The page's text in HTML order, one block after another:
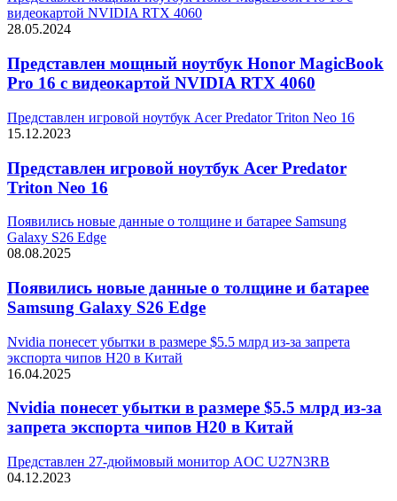
видеокартой NVIDIA RTX 4060
28.05.2024
Представлен мощный ноутбук Honor MagicBook
Pro 16 с видеокартой NVIDIA RTX 4060
Представлен игровой ноутбук Acer Predator Triton Neo 16
15.12.2023
Представлен игровой ноутбук Acer Predator
Triton Neo 16
Появились новые данные о толщине и батарее Samsung
Galaxy S26 Edge
08.08.2025
Появились новые данные о толщине и батарее
Samsung Galaxy S26 Edge
Nvidia понесет убытки в размере $5.5 млрд из-за запрета
экспорта чипов H20 в Китай
16.04.2025
Nvidia понесет убытки в размере $5.5 млрд из-за
запрета экспорта чипов H20 в Китай
Представлен 27-дюймовый монитор AOC U27N3RB
04.12.2023